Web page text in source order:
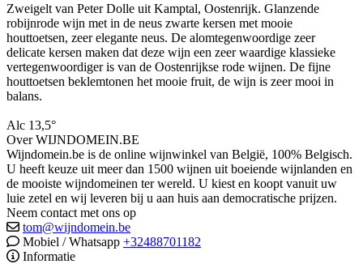
Zweigelt van Peter Dolle uit Kamptal, Oostenrijk. Glanzende
robijnrode wijn met in de neus zwarte kersen met mooie
houttoetsen, zeer elegante neus. De alomtegenwoordige zeer
delicate kersen maken dat deze wijn een zeer waardige klassieke
vertegenwoordiger is van de Oostenrijkse rode wijnen. De fijne
houttoetsen beklemtonen het mooie fruit, de wijn is zeer mooi in
balans.
Alc 13,5°
Over WIJNDOMEIN.BE
Wijndomein.be is de online wijnwinkel van België, 100% Belgisch.
U heeft keuze uit meer dan 1500 wijnen uit boeiende wijnlanden en
de mooiste wijndomeinen ter wereld. U kiest en koopt vanuit uw
luie zetel en wij leveren bij u aan huis aan democratische prijzen.
Neem contact met ons op
tom@wijndomein.be
Mobiel / Whatsapp +32488701182
Informatie